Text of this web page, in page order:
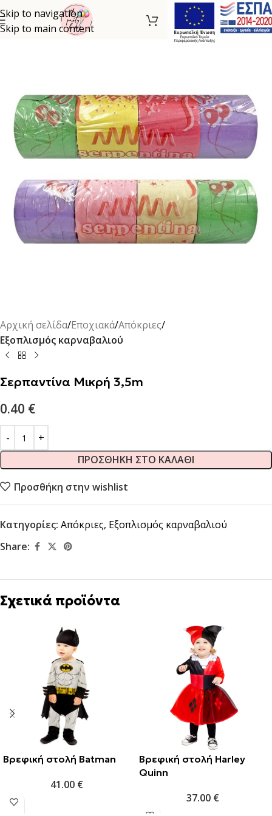
Skip to navigation
Skip to main content
Αρχική σελίδα Εποχιακά Απόκριες
Εξοπλισμός καρναβαλιού
Σερπαντίνα Μικρή 3,5m
0.40 €
ΠΡΟΣΘΉΚΗ ΣΤΟ ΚΑΛΆΘΙ
Προσθήκη στην wishlist
Κατηγορίες: Απόκριες, Εξοπλισμός καρναβαλιού
Share:
Σχετικά προϊόντα
Βρεφική στολή Batman
41.00 €
Βρεφική στολή Harley
Quinn
37.00 €